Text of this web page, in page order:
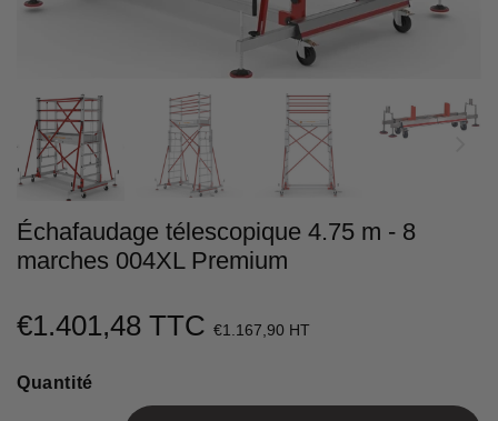
Échafaudage télescopique 4.75 m - 8
marches 004XL Premium
€1.401,48 TTC €1.167,90 HT
price
Quantité